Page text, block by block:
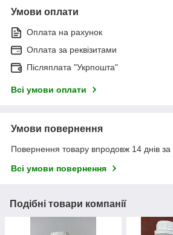
Умови оплати
Оплата на рахунок
Оплата за реквізитами
Післяплата "Укрпошта"
Всі умови оплати
Умови повернення
Повернення товару впродовж 14 днів
Всі умови повернення
Подібні товари компанії